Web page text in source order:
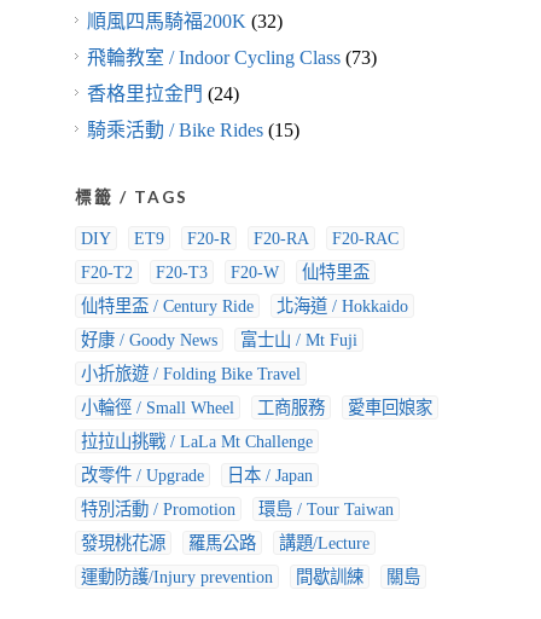
順風四馬騎福200K (32)
飛輪教室 / Indoor Cycling Class(73)
香格里拉金門 (24)
騎乘活動 / Bike Rides(15)
標籤 / TAGS
DIY ET9 F20-R F20-RA
F20-RAC
F20-T2
F20-T3 F20-W
仙特里盃
仙特里盃 / Century Ride
北海道 / Hokkaido
好康 / Goody News
富士山 / Mt Fuji
小折旅遊 / Folding Bike Travel
小輪徑 / Small Wheel
工商服務
愛車回娘家
拉拉山挑戰 / LaLa Mt Challenge
改零件 / Upgrade
日本 / Japan
特別活動 / Promotion
環島 / Tour Taiwan
發現桃花源
羅馬公路
講題/Lecture
運動防護/Injury prevention
間歇訓練 關島